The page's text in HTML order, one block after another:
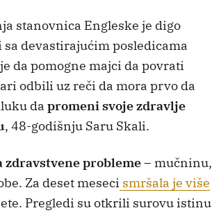
stanovnica Engleske je digo
devastirajućim posledicama
da pomogne majci da povrati
odbili uz reči da mora prvo da
da promeni svoje zdravlje
, 48-godišnju Saru Skali.
zdravstvene probleme– mučninu,
Za deset meseci smršala je više
Pregledi su otkrili surovu istinu